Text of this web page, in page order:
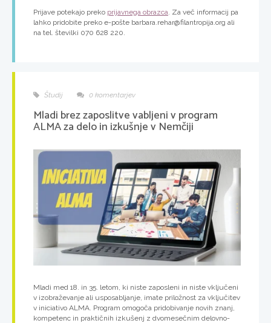
Prijave potekajo preko prijavnega obrazca . Za več informacij pa
lahko pridobite preko e-pošte barbara.rehar@filantropija.org ali
na tel. številki 070 628 220.
Študij 0 komentarjev
Mladi brez zaposlitve vabljeni v program
ALMA za delo in izkušnje v Nemčiji
Mladi med 18. in 35. letom, ki niste zaposleni in niste vključeni
v izobraževanje ali usposabljanje, imate priložnost za vključitev
v iniciativo ALMA. Program omogoča pridobivanje novih znanj,
kompetenc in praktičnih izkušenj z dvomesečnim delovno-